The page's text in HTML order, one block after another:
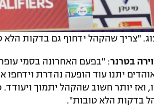
"צריך שהקהל ידחוף גם בדקות הלא
בטרנר: "בפעם האחרונה בסמי
יתנו עוד הופעה נהדרת
ואז יותר חשוב שהקהל יתמוך
בדקות הלא טובות".